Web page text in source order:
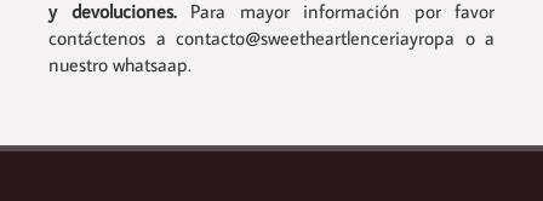
y devoluciones. Para mayor información por favor
contáctenos a contacto@sweetheartlenceriayropa o a
nuestro whatsaap.